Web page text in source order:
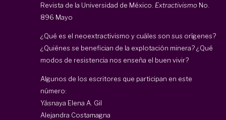
Revista de la Universidad de México. Extractivismo No.
896 Mayo
¿Qué es el neoextractivismo y cuáles son sus orígenes?
¿Quiénes se benefician de la explotación minera? ¿Qué
modos de resistencia nos enseña el buen vivir?
Algunos de los escritores que participan en este
número:
Yásnaya Elena A. Gil
Alejandra Costamagna